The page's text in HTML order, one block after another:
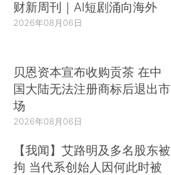
财新周刊｜AI短剧涌向海外
2026年08月06日
贝恩资本宣布收购贡茶 在中
国大陆无法注册商标后退出市
场
2026年08月06日
【我闻】艾路明及多名股东被
拘 当代系创始人因何此时被